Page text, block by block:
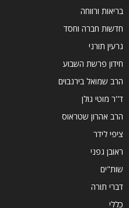
בריאות ורווחה
חדשות חברה וחסד
גרעין תורני
חידון פרשת השבוע
הרב שמואל בירנבוים
ד''ר מוטי גולן
הרב אהרון שטראוס
ציפי לידר
ראובן גפני
שות"ים
דברי תורה
כללי